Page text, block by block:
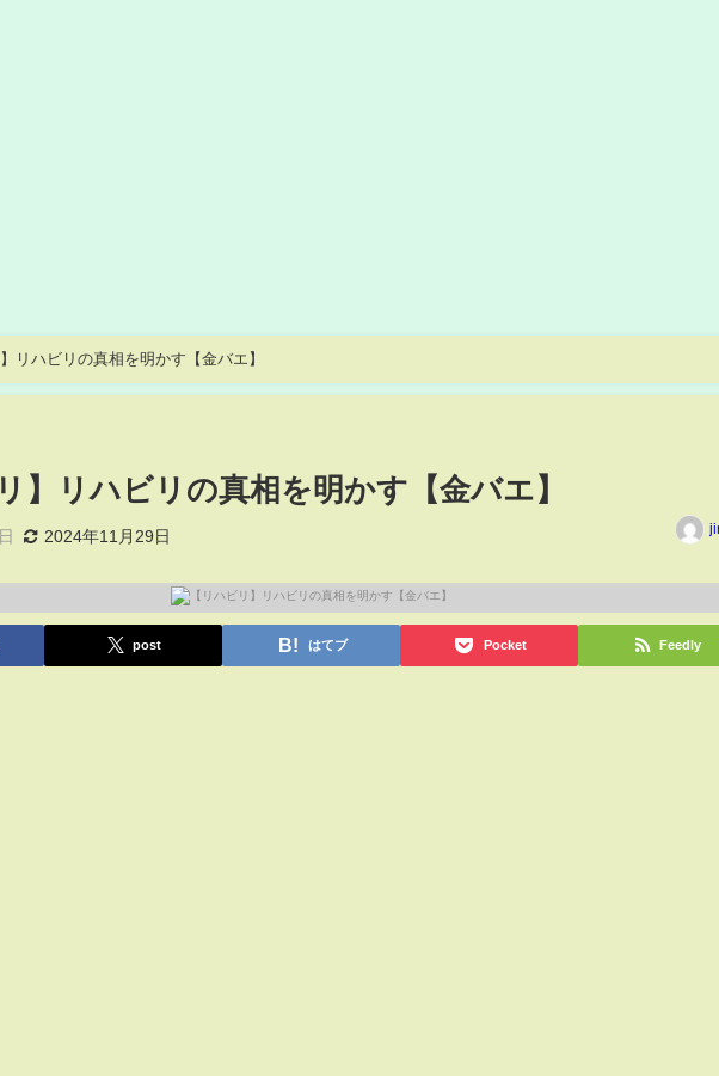
リハビリの真相を明かす【金バエ】
】リハビリの真相を明かす【金バエ】
2024年11月29日
post はてブ Pocket Feedly